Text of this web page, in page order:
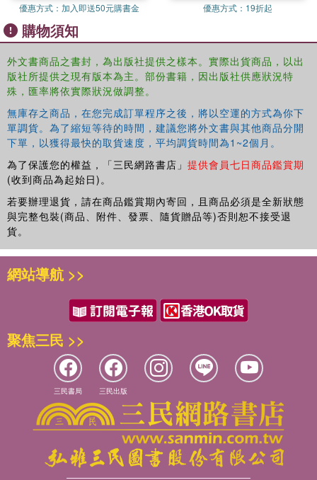
優惠方式： 加入即送50元購書金 優惠方式： 19折起
購物須知
外文書商品之書封，為出版社提供之樣本。實際出貨商品，以出
版社所提供之現有版本為主。部份書籍，因出版社供應狀況特
殊，匯率將依實際狀況做調整。
無庫存之商品，在您完成訂單程序之後，將以空運的方式為你下
單調貨。為了縮短等待的時間，建議您將外文書與其他商品分開
下單，以獲得最快的取貨速度，平均調貨時間為1~2個月。
為了保護您的權益，「三民網路書店」 提供會員七日商品鑑賞期
(收到商品為起始日)。
若要辦理退貨，請在商品鑑賞期內寄回，且商品必須是全新狀態
與完整包裝(商品、附件、發票、隨貨贈品等)否則恕不接受退
貨。
網站導航 >>
聚焦三民 >>
三民書局 三民出版